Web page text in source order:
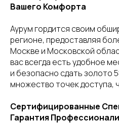
Вашего Комфорта
Аурум гордится своим
регионе, предоставляя
Москве и Московской
вас всегда есть удобное
и безопасно сдать золото
множество точек доступа,
Сертифицированные
Гарантия